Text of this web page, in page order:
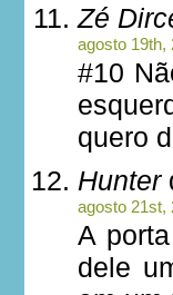
Zé
agosto 19th,
#10
quero
Hunter
agosto 21st,
A
dele